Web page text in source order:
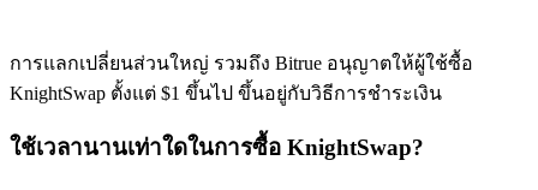
Trade Gold & Silver · 33,333 USDT Bonus
USDT New User Exclusive 10% APR
การแลกเปลี่ยนส่วนใหญ่ รวมถึง Bitrue อนุญาตให้ผู้ใช้ซื้อ
KnightSwap ตั้งแต่ $1 ขึ้นไป ขึ้นอยู่กับวิธีการชำระเงิน
ใช้เวลานานเท่าใดในการซื้อ KnightSwap?